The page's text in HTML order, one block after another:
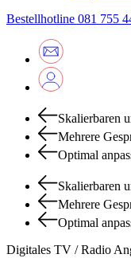
Bestellhotline 081 755
Skalierbaren
Mehrere
Optimal
Skalierbaren
Mehrere
Optimal
Digitales TV / Radio